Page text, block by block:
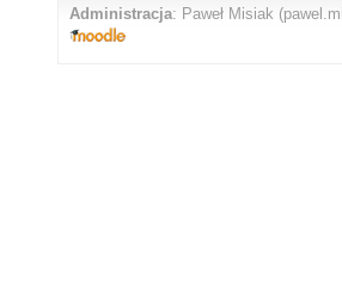
Administracja: Paweł Misiak